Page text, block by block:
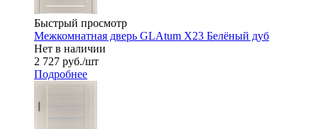
Быстрый просмотр
Межкомнатная дверь GLAtum X23 Белёный дуб
Нет в наличии
2 727 руб./шт
Подробнее